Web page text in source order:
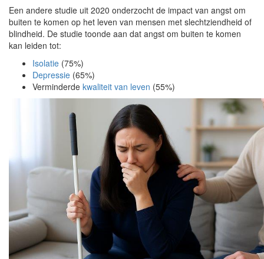
Een andere studie uit 2020 onderzocht de impact van angst om
buiten te komen op het leven van mensen met slechtziendheid of
blindheid. De studie toonde aan dat angst om buiten te komen
kan leiden tot:
Isolatie (75%)
Depressie (65%)
Verminderde kwaliteit van leven (55%)